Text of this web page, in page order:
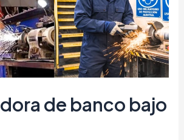
de banco bajo